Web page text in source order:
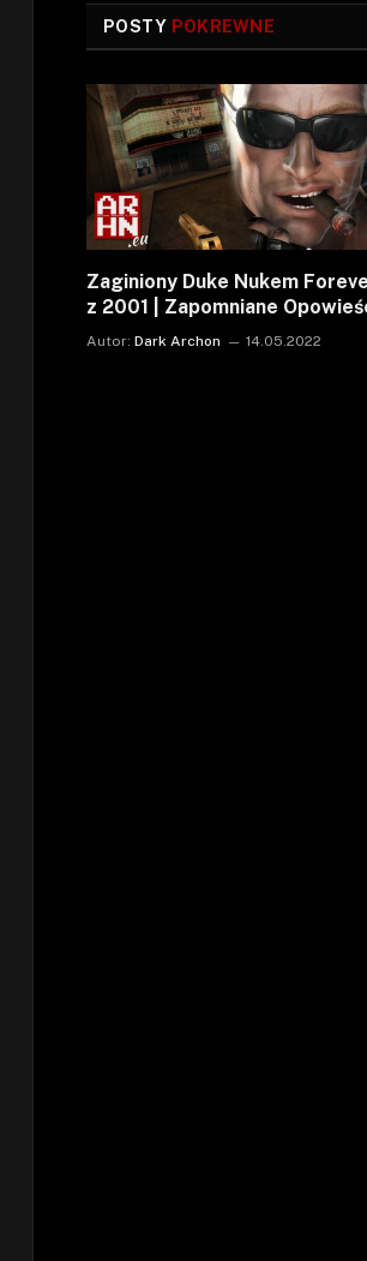
POSTY POKREWNE
Zaginiony Duke Nukem
z 2001 | Zapomniane
Autor: Dark Archon 14.05.2022